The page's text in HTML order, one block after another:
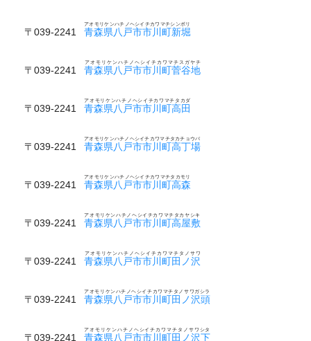
〒039-2241 青森県八戸市市川町新堀
アオモリケンハチノヘシイチカワマチシンボリ
〒039-2241 青森県八戸市市川町菅谷地
アオモリケンハチノヘシイチカワマチスガヤチ
〒039-2241 青森県八戸市市川町高田
アオモリケンハチノヘシイチカワマチタカダ
〒039-2241 青森県八戸市市川町高丁場
アオモリケンハチノヘシイチカワマチタカチョウバ
〒039-2241 青森県八戸市市川町高森
アオモリケンハチノヘシイチカワマチタカモリ
〒039-2241 青森県八戸市市川町高屋敷
アオモリケンハチノヘシイチカワマチタカヤシキ
〒039-2241 青森県八戸市市川町田ノ沢
アオモリケンハチノヘシイチカワマチタノサワ
〒039-2241 青森県八戸市市川町田ノ沢頭
アオモリケンハチノヘシイチカワマチタノサワガシラ
〒039-2241 青森県八戸市市川町田ノ沢下
アオモリケンハチノヘシイチカワマチタノサワシタ